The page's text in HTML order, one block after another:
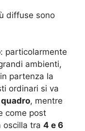
diffuse sono
: particolarmente
ambienti,
partenza la
ordinari si va
, mentre
come post
oscilla tra 4 e 6